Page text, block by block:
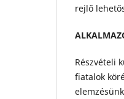
rejlő
Részvételi
fiatalok